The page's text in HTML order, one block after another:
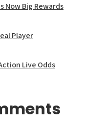
Now Big Rewards
Player
Live Odds